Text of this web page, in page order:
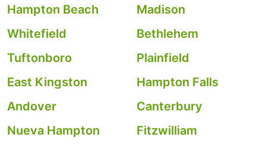
Hampton Beach
Madison
Whitefield
Bethlehem
Tuftonboro
Plainfield
East Kingston
Hampton Falls
Andover
Canterbury
Nueva Hampton
Fitzwilliam